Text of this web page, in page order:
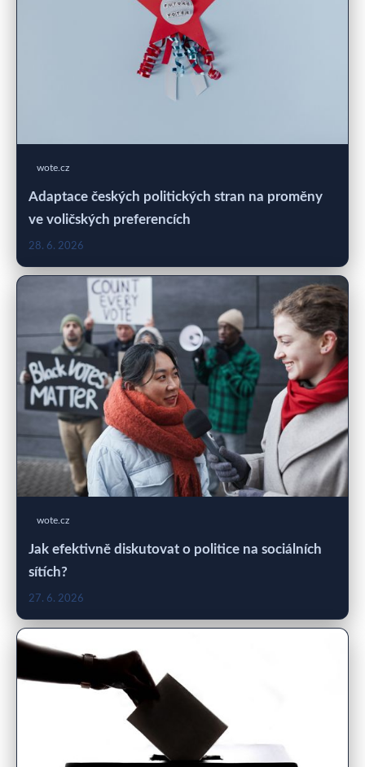
wote.cz
Adaptace českých politických stran na proměny
ve voličských preferencích
28. 6. 2026
wote.cz
Jak efektivně diskutovat o politice na sociálních
sítích?
27. 6. 2026